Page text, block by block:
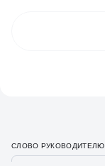
СЛОВО РУКОВОДИТЕЛЮ